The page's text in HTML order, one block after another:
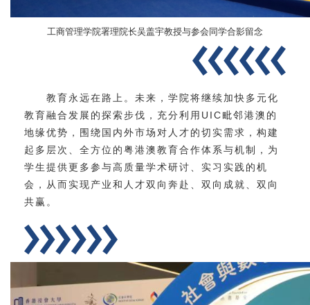
工商管理学院署理院长吴盖宇教授与参会同学合影留念
教育永远在路上。未来，学院将继续加快多元化
教育融合发展的探索步伐，充分利用UIC毗邻港澳的
地缘优势，围绕国内外市场对人才的切实需求，构建
起多层次、全方位的粤港澳教育合作体系与机制，为
学生提供更多参与高质量学术研讨、实习实践的机
会，从而实现产业和人才双向奔赴、双向成就、双向
共赢。